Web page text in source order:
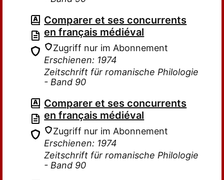
Comparer et ses concurrents
en français médiéval
Zugriff nur im Abonnement
Erschienen: 1974
Zeitschrift für romanische Philologie
- Band 90
Comparer et ses concurrents
en français médiéval
Zugriff nur im Abonnement
Erschienen: 1974
Zeitschrift für romanische Philologie
- Band 90